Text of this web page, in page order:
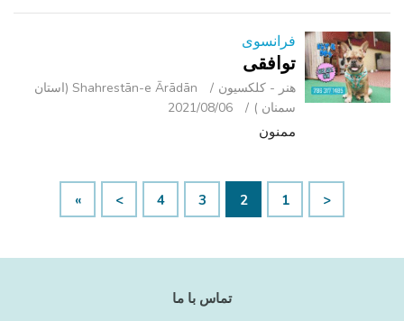
فرانسوی
توافقی
هنر - کلکسیون
Shahrestān-e Ārādān (استان
سمنان )
2021/08/06
ممنون
<
1
2
3
4
>
»
تماس با ما